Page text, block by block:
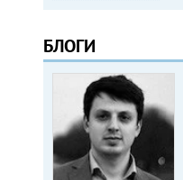
БЛОГИ